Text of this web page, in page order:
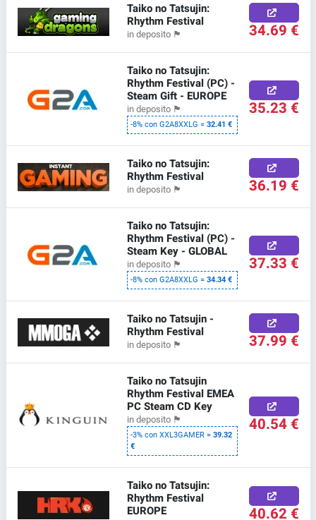
Taiko no Tatsujin:
Rhythm Festival
in deposito 🏴 34.69 €
Taiko no Tatsujin:
Rhythm Festival (PC) -
Steam Gift - EUROPE
in deposito 🏴
-8% con G2A8XXLG =32.41 €
35.23 €
Taiko no Tatsujin:
Rhythm Festival
in deposito 🏴 36.19 €
Taiko no Tatsujin:
Rhythm Festival (PC) -
Steam Key - GLOBAL
in deposito 🏴
-8% con G2A8XXLG =34.34 €
37.33 €
Taiko no Tatsujin -
Rhythm Festival
in deposito 🏴 37.99 €
Taiko no Tatsujin
Rhythm Festival EMEA
PC Steam CD Key
in deposito 🏴
-3% con XXL3GAMER =39.32
€
40.54 €
Taiko no Tatsujin:
Rhythm Festival
EUROPE
40.62 €